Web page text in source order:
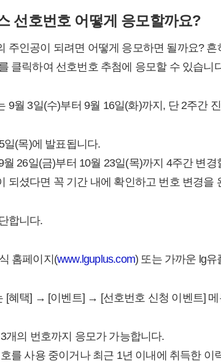
선호번호 어떻게 응모할까요?
주인공이 되려면 어떻게 응모하면 될까요?
클릭하여 선호번호 추첨에 응모할 수 있습니
9월 3일(수)부터 9월 16일(화)까지, 단 2주간
일(목)에 발표됩니다.
월 26일(금)부터 10월 23일(목)까지 4주간 변경
되셨다면 꼭 기간 내에 확인하고 번호 변경을
합니다.
홈페이지(www.lguplus.com) 또는 가까운 lg
[혜택] → [이벤트] → [선호번호 신청 이벤트]
개의 번호까지 응모가 가능합니다.
를 사용 중이거나 최근 1년 이내에 취득한